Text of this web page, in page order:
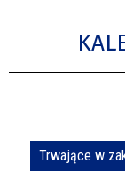
Szukana fraza
Trwające w